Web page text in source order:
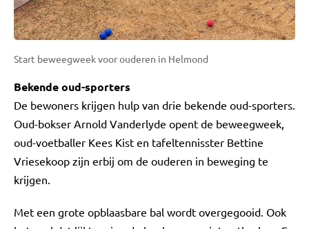
Start beweegweek voor ouderen in Helmond
Bekende oud-sporters
De bewoners krijgen hulp van drie bekende oud-sporters.
Oud-bokser Arnold Vanderlyde opent de beweegweek,
oud-voetballer Kees Kist en tafeltennisster Bettine
Vriesekoop zijn erbij om de ouderen in beweging te
krijgen.
Met een grote opblaasbare bal wordt overgegooid. Ook